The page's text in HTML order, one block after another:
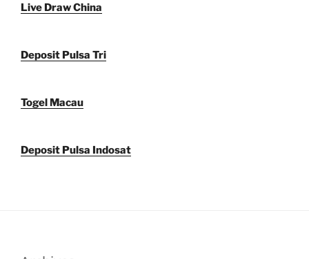
Live Draw China
Deposit Pulsa Tri
Togel Macau
Deposit Pulsa Indosat